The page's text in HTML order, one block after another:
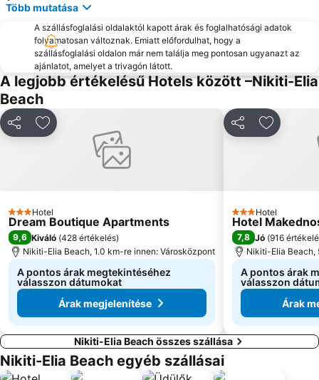
Beach Road
Elani
Sani
Porto Koufo
Pezodromos Paralias Olimpiados
Több mutatása
A szállásfoglalási oldalaktól kapott árak és foglalhatósági adatok
folyamatosan változnak. Emiatt előfordulhat, hogy a
szállásfoglalási oldalon már nem találja meg pontosan ugyanazt az
ajánlatot, amelyet a trivagón látott.
A legjobb értékelésű Hotels között –Nikiti-Elia
Beach
MegosztásHozzáadás a kedvencekhez
3 Kategória
Hotel
Dream Boutique Apartments
9,6 Kiváló (428 értékelés)
Nikiti-Elia Beach, 1.0 km-re innen: Városközpont
A pontos árak megtekintéséhez
válasszon dátumokat
Árak megjelenítése
Megosztás
3 Kategória
Hotel
Hotel
7,8 Jó (916
Nikiti-Elia Beach,
A pontos árak
válasszon
Árak
Nikiti-Elia Beach összes szállása
Nikiti-Elia Beach egyéb szállásai